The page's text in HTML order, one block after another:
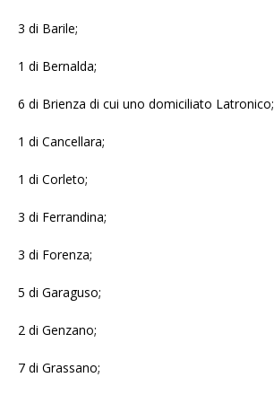
3 di Barile;
1 di Bernalda;
6 di Brienza di cui uno domiciliato Latronico;
1 di Cancellara;
1 di Corleto;
3 di Ferrandina;
3 di Forenza;
5 di Garaguso;
2 di Genzano;
7 di Grassano;